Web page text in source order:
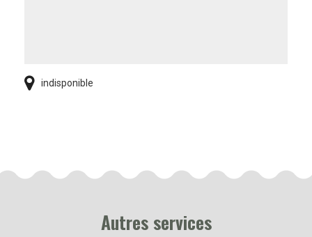
indisponible
Autres services